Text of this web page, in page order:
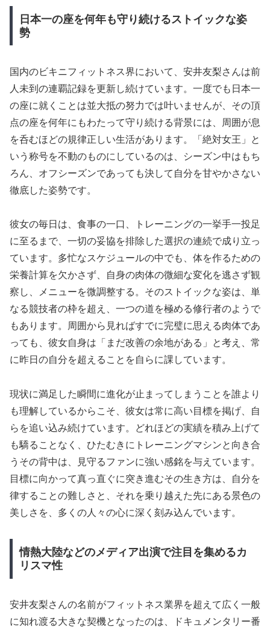
日本一の座を何年も守り続けるストイックな姿
勢
国内のビキニフィットネス界において、安井友梨さんは前
人未到の連覇記録を更新し続けています。一度でも日本一
の座に就くことは並大抵の努力では叶いませんが、その頂
点の座を何年にもわたって守り続ける背景には、周囲が息
を呑むほどの規律正しい生活があります。「絶対女王」と
いう称号を不動のものにしているのは、シーズン中はもち
ろん、オフシーズンであっても決して自分を甘やかさない
徹底した姿勢です。
彼女の毎日は、食事の一口、トレーニングの一挙手一投足
に至るまで、一切の妥協を排除した選択の連続で成り立っ
ています。多忙なスケジュールの中でも、体を作るための
栄養計算を欠かさず、自身の肉体の微細な変化を逃さず観
察し、メニューを微調整する。そのストイックな姿は、単
なる競技者の枠を超え、一つの道を極める修行者のようで
もあります。周囲から見ればすでに完璧に思える肉体であ
っても、彼女自身は「まだ改善の余地がある」と考え、常
に昨日の自分を超えることを自らに課しています。
現状に満足した瞬間に進化が止まってしまうことを誰より
も理解しているからこそ、彼女は常に高い目標を掲げ、自
らを追い込み続けています。どれほどの実績を積み上げて
も驕ることなく、ひたむきにトレーニングマシンと向き合
うその背中は、見守るファンに強い感銘を与えています。
目標に向かって真っ直ぐに突き進むその生き方は、自分を
律することの難しさと、それを乗り越えた先にある景色の
美しさを、多くの人々の心に深く刻み込んでいます。
情熱大陸などのメディア出演で注目を集めるカ
リスマ性
安井友梨さんの名前がフィットネス業界を超えて広く一般
に知れ渡る大きな契機となったのは、ドキュメンタリー番